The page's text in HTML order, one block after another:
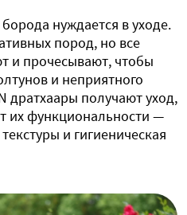
нуждается в уходе.
пород, но все
и прочесывают, чтобы
и неприятного
дратхаары получают уход,
их функциональности —
и гигиеническая